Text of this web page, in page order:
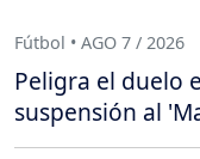
Fútbol • AGO 7 / 2026
Peligra el duelo
suspensión al